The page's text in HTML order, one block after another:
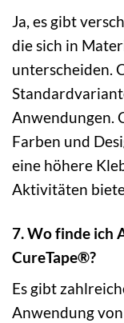
Ja, es gibt
die sich in
unterscheiden.
Anwendungen.
Farben und
eine höhere
Aktivitäten
7. Wo finde ich
CureTape®?
Es gibt
Anwendung